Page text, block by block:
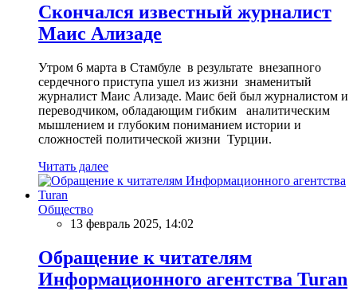
Скончался известный журналист
Маис Ализаде
Утром 6 марта в Стамбуле в результате внезапного
сердечного приступа ушел из жизни знаменитый
журналист Маис Ализаде. Маис бей был журналистом и
переводчиком, обладающим гибким аналитическим
мышлением и глубоким пониманием истории и
сложностей политической жизни Турции.
Читать далее
Общество
13 февраль 2025, 14:02
Обращение к читателям
Информационного агентства Turan